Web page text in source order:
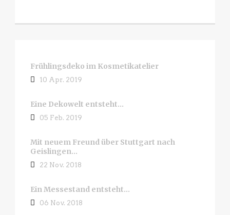
Frühlingsdeko im Kosmetikatelier
10 Apr. 2019
Eine Dekowelt entsteht…
05 Feb. 2019
Mit neuem Freund über Stuttgart nach
Geislingen…
22 Nov. 2018
Ein Messestand entsteht…
06 Nov. 2018